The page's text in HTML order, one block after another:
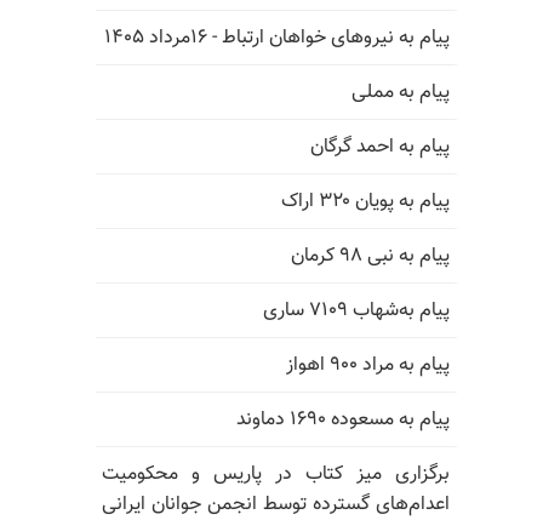
پیام به نیروهای خواهان ارتباط - ۱۶مرداد ۱۴۰۵
پیام به مملی
پیام به احمد گرگان
پیام به پویان ۳۲۰ اراک
پیام به نبی ۹۸ کرمان
پیام به‌شهاب ۷۱۰۹ ساری
پیام به مراد ۹۰۰ اهواز
پیام به مسعوده ۱۶۹۰ دماوند
برگزاری میز کتاب در پاریس و محکومیت
اعدام‌های گسترده توسط انجمن جوانان ایرانی